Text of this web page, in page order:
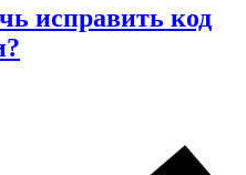
исправить код